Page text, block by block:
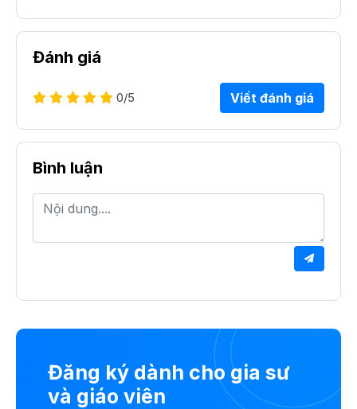
Đánh giá
0/5 Viết đánh giá
Bình luận
Đăng ký dành cho gia sư
và giáo viên